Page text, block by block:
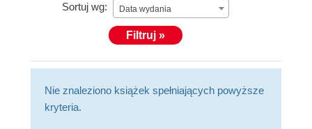
Sortuj wg: Data wydania
Filtruj »
Nie znaleziono książek spełniających powyższe
kryteria.